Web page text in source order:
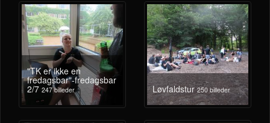
"TK er ikke en
fredagsbar"-fredagsbar
2/7 247 billeder Løvfaldstur250 billeder